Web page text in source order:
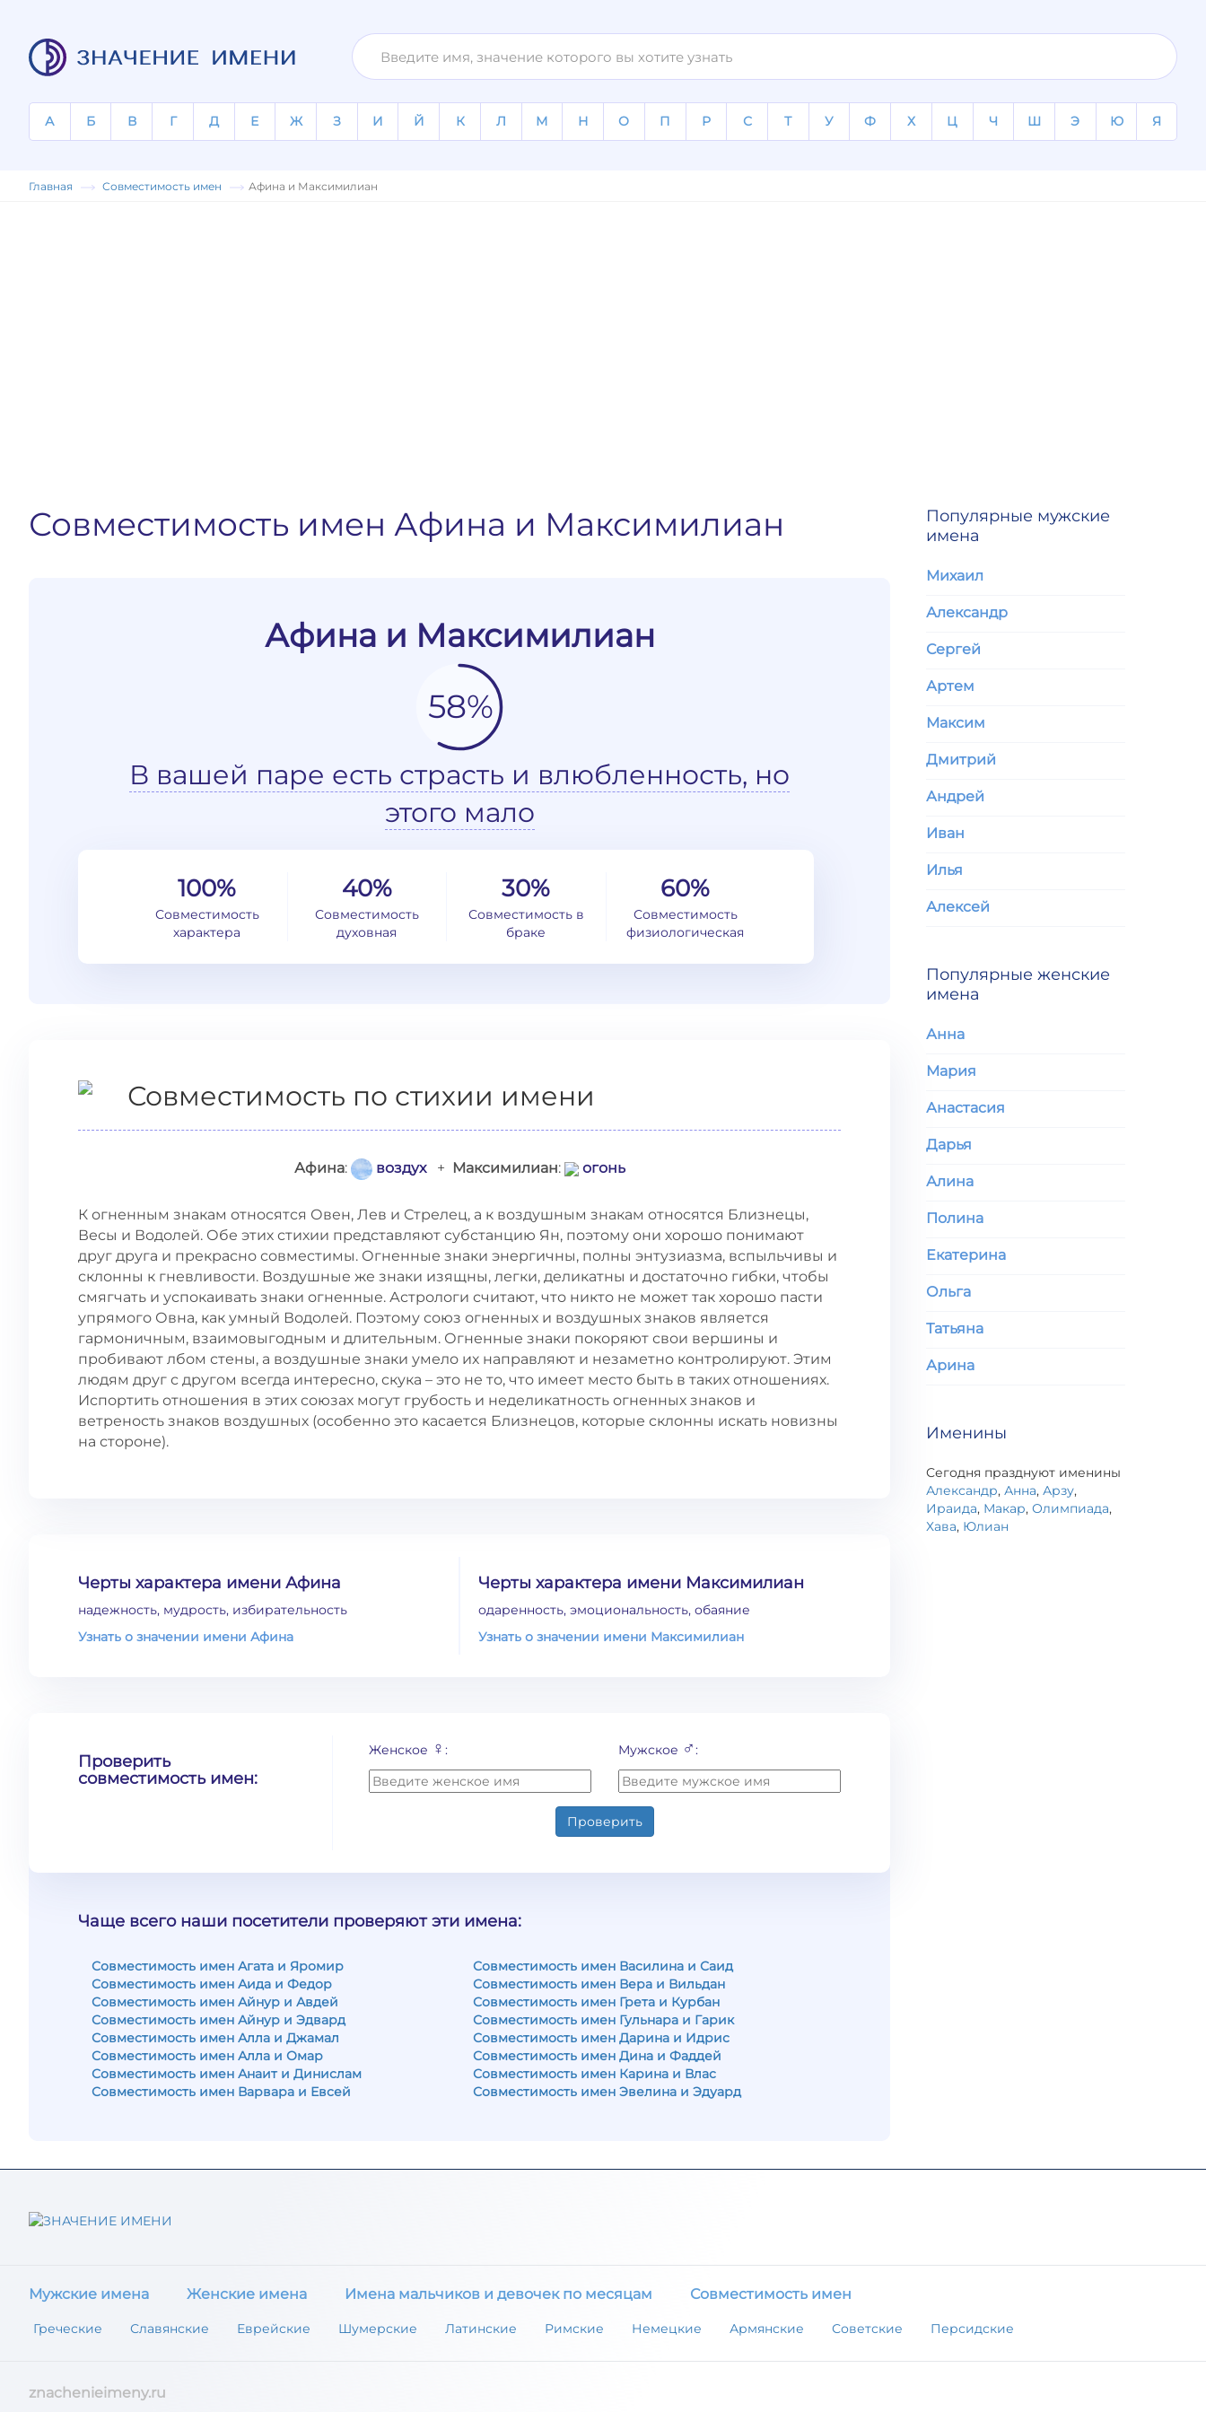
А Б В Г Д Е Ж З И Й К Л М Н О П Р С Т У Ф Х Ц Ч Ш Э Ю Я
Главная Совместимость имен Афина и Максимилиан
Совместимость имен Афина и Максимилиан
Афина и Максимилиан
58%
В вашей паре есть страсть и влюбленность, но
этого мало
100%
Совместимость
характера
40%
Совместимость
духовная
30%
Совместимость в
браке
60%
Совместимость
физиологическая
Совместимость по стихии имени
Афина: воздух+ Максимилиан: огонь
К огненным знакам относятся Овен, Лев и Стрелец, а к воздушным знакам относятся Близнецы,
Весы и Водолей. Обе этих стихии представляют субстанцию Ян, поэтому они хорошо понимают
друг друга и прекрасно совместимы. Огненные знаки энергичны, полны энтузиазма, вспыльчивы и
склонны к гневливости. Воздушные же знаки изящны, легки, деликатны и достаточно гибки, чтобы
смягчать и успокаивать знаки огненные. Астрологи считают, что никто не может так хорошо пасти
упрямого Овна, как умный Водолей. Поэтому союз огненных и воздушных знаков является
гармоничным, взаимовыгодным и длительным. Огненные знаки покоряют свои вершины и
пробивают лбом стены, а воздушные знаки умело их направляют и незаметно контролируют. Этим
людям друг с другом всегда интересно, скука – это не то, что имеет место быть в таких отношениях.
Испортить отношения в этих союзах могут грубость и неделикатность огненных знаков и
ветреность знаков воздушных (особенно это касается Близнецов, которые склонны искать новизны
на стороне).
Черты характера имени Афина
надежность, мудрость, избирательность
Узнать о значении имени Афина
Черты характера имени Максимилиан
одаренность, эмоциональность, обаяние
Узнать о значении имени Максимилиан
Проверить
совместимость имен:
Женское ♀: Мужское ♂:
Проверить
Чаще всего наши посетители проверяют эти имена:
Совместимость имен Агата и Яромир
Совместимость имен Аида и Федор
Совместимость имен Айнур и Авдей
Совместимость имен Айнур и Эдвард
Совместимость имен Алла и Джамал
Совместимость имен Алла и Омар
Совместимость имен Анаит и Динислам
Совместимость имен Варвара и Евсей
Совместимость имен Василина и Саид
Совместимость имен Вера и Вильдан
Совместимость имен Грета и Курбан
Совместимость имен Гульнара и Гарик
Совместимость имен Дарина и Идрис
Совместимость имен Дина и Фаддей
Совместимость имен Карина и Влас
Совместимость имен Эвелина и Эдуард
Популярные мужские
имена
Михаил
Александр
Сергей
Артем
Максим
Дмитрий
Андрей
Иван
Илья
Алексей
Популярные женские
имена
Анна
Мария
Анастасия
Дарья
Алина
Полина
Екатерина
Ольга
Татьяна
Арина
Именины
Сегодня празднуют именины
Александр, Анна, Арзу,
Ираида, Макар, Олимпиада,
Хава, Юлиан
Мужские имена Женские имена Имена мальчиков и девочек по месяцам Совместимость имен
Греческие Славянские Еврейские Шумерские Латинские Римские Немецкие Армянские Советские Персидские
znachenieimeny.ru